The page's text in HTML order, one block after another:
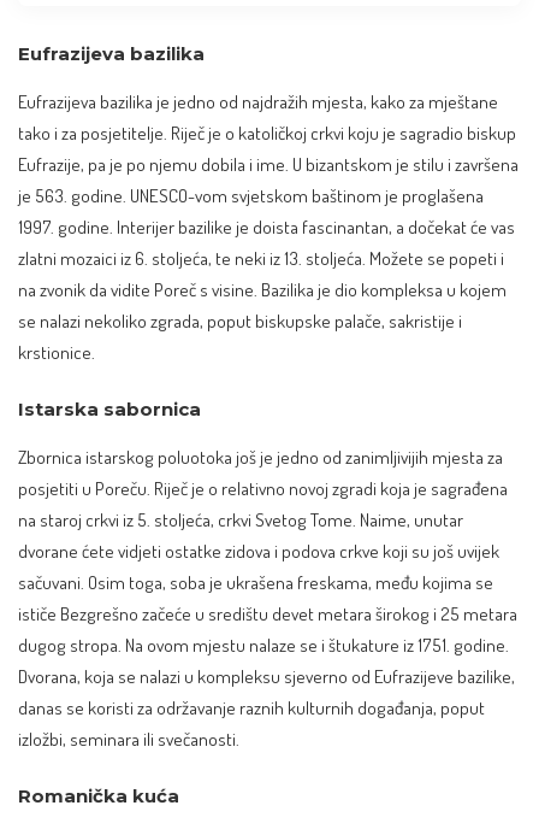
Eufrazijeva bazilika
Eufrazijeva bazilika je jedno od najdražih mjesta, kako za mještane
tako i za posjetitelje. Riječ je o katoličkoj crkvi koju je sagradio biskup
Eufrazije, pa je po njemu dobila i ime. U bizantskom je stilu i završena
je 563. godine. UNESCO-vom svjetskom baštinom je proglašena
1997. godine. Interijer bazilike je doista fascinantan, a dočekat će vas
zlatni mozaici iz 6. stoljeća, te neki iz 13. stoljeća. Možete se popeti i
na zvonik da vidite Poreč s visine. Bazilika je dio kompleksa u kojem
se nalazi nekoliko zgrada, poput biskupske palače, sakristije i
krstionice.
Istarska sabornica
Zbornica istarskog poluotoka još je jedno od zanimljivijih mjesta za
posjetiti u Poreču. Riječ je o relativno novoj zgradi koja je sagrađena
na staroj crkvi iz 5. stoljeća, crkvi Svetog Tome. Naime, unutar
dvorane ćete vidjeti ostatke zidova i podova crkve koji su još uvijek
sačuvani. Osim toga, soba je ukrašena freskama, među kojima se
ističe Bezgrešno začeće u središtu devet metara širokog i 25 metara
dugog stropa. Na ovom mjestu nalaze se i štukature iz 1751. godine.
Dvorana, koja se nalazi u kompleksu sjeverno od Eufrazijeve bazilike,
danas se koristi za održavanje raznih kulturnih događanja, poput
izložbi, seminara ili svečanosti.
Romanička kuća